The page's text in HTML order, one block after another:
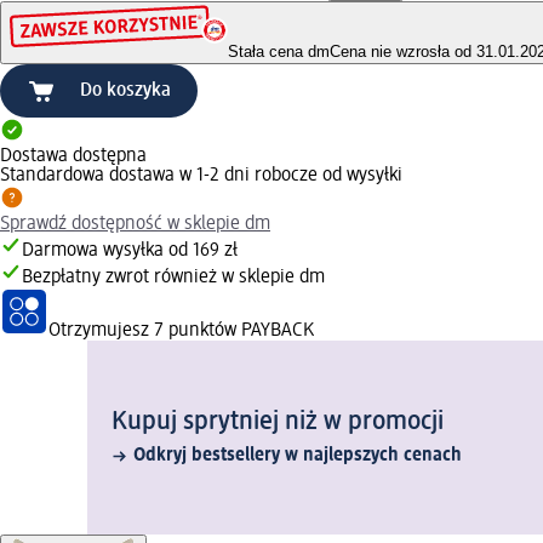
Stała cena dmCena nie wzrosła od
Do koszyka
Dostawa dostępna
Standardowa dostawa w 1-2 dni robocze od wysyłki
Sprawdź dostępność w sklepie dm
Darmowa wysyłka od 169 zł
Bezpłatny zwrot również w sklepie dm
Otrzymujesz 7 punktów PAYBACK
Kupuj sprytniej niż w promocji
Odkryj bestsellery w najlepszych cenach